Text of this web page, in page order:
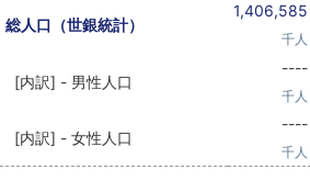
総人口（世銀統計）
1,406,585
千人
[内訳] - 男性人口
----
千人
[内訳] - 女性人口
----
千人